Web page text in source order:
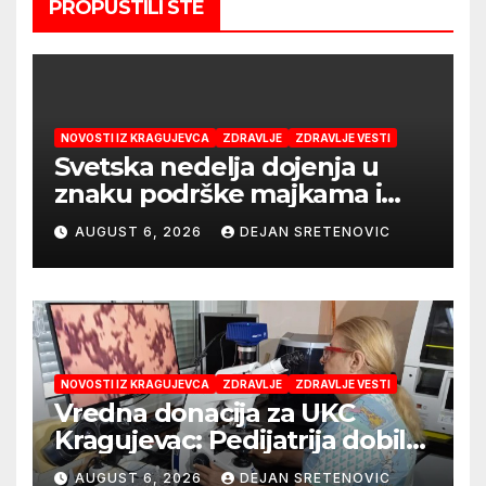
PROPUSTILI STE
NOVOSTI IZ KRAGUJEVCA ZDRAVLJE ZDRAVLJE VESTI
Svetska nedelja dojenja u
znaku podrške majkama i
najboljeg početka života
AUGUST 6, 2026 DEJAN SRETENOVIC
NOVOSTI IZ KRAGUJEVCA ZDRAVLJE ZDRAVLJE VESTI
Vredna donacija za UKC
Kragujevac: Pedijatrija dobila
mobilni rendgen i mikroskop
AUGUST 6, 2026 DEJAN SRETENOVIC